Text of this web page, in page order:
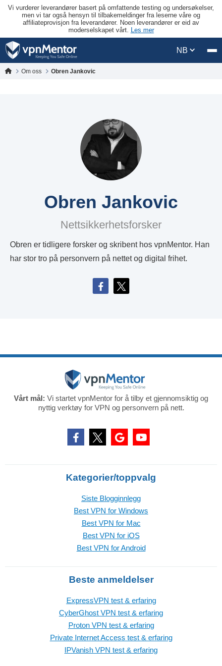
Vi vurderer leverandører basert på omfattende testing og undersøkelser,
men vi tar også hensyn til tilbakemeldinger fra leserne våre og
affiliateprovisjon fra leverandører. Noen leverandører er eid av
moderselskapet vårt. Les mer
NB
Om oss Obren Jankovic
Obren Jankovic
Nettsikkerhetsforsker
Obren er tidligere forsker og skribent hos vpnMentor. Han
har stor tro på personvern på nettet og digital frihet.
Vårt mål: Vi startet vpnMentor for å tilby et gjennomsiktig og
nyttig verktøy for VPN og personvern på nett.
Kategorier/toppvalg
Siste Blogginnlegg
Best VPN for Windows
Best VPN for Mac
Best VPN for iOS
Best VPN for Android
Beste anmeldelser
ExpressVPN test & erfaring
CyberGhost VPN test & erfaring
Proton VPN test & erfaring
Private Internet Access test & erfaring
IPVanish VPN test & erfaring